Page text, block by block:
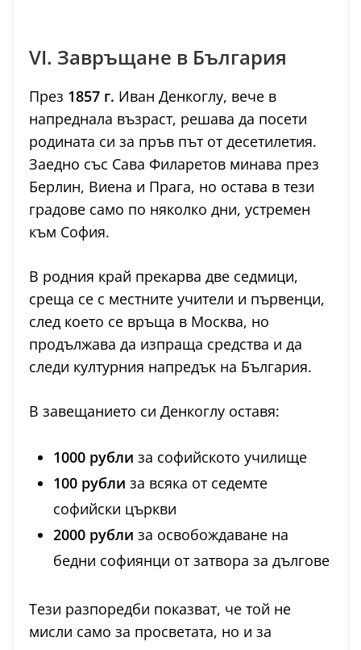
VI. Завръщане в България
През 1857 г. Иван Денкоглу, вече в
напреднала възраст, решава да посети
родината си за пръв път от десетилетия.
Заедно със Сава Филаретов минава през
Берлин, Виена и Прага, но остава в тези
градове само по няколко дни, устремен
към София.
В родния край прекарва две седмици,
среща се с местните учители и първенци,
след което се връща в Москва, но
продължава да изпраща средства и да
следи културния напредък на България.
В завещанието си Денкоглу оставя:
1000 рубли за софийското училище
100 рубли за всяка от седемте
софийски църкви
2000 рубли за освобождаване на
бедни софиянци от затвора за дългове
Тези разпоредби показват, че той не
мисли само за просветата, но и за